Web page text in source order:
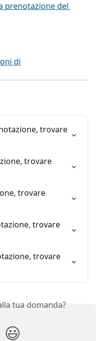
prenotazione del
di
trovare
trovare
trovare
trovare
trovare
tua domanda?
😃